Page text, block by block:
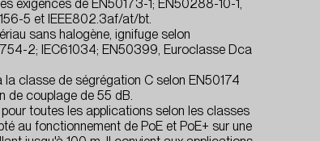
exigences de EN50173-1; EN50288-10-1,
5 et IEEE802.3af/at/bt.
sans halogène, ignifuge selon
2; IEC61034; EN50399, Euroclasse Dca
classe de ségrégation C selon EN50174
de couplage de 55 dB.
toutes les applications selon les classes
au fonctionnement de PoE et PoE+ sur une